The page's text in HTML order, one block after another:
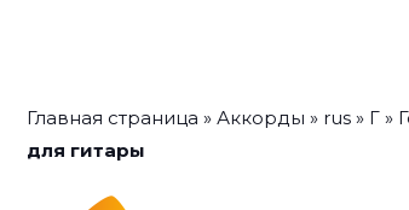
Главная страница » Аккорды » rus » Г »
для гитары